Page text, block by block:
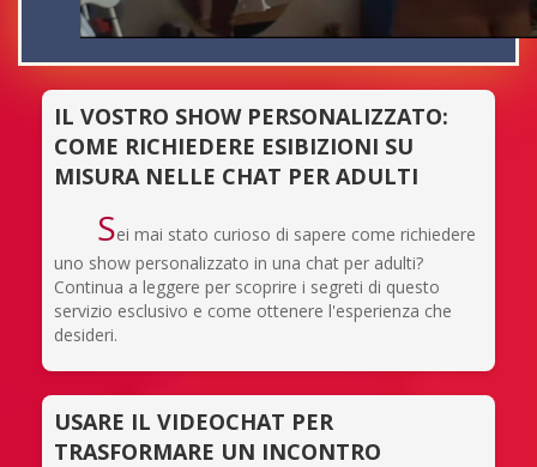
IL VOSTRO SHOW PERSONALIZZATO:
COME RICHIEDERE ESIBIZIONI SU
MISURA NELLE CHAT PER ADULTI
Sei mai stato curioso di sapere come richiedere
uno show personalizzato in una chat per adulti?
Continua a leggere per scoprire i segreti di questo
servizio esclusivo e come ottenere l'esperienza che
desideri.
USARE IL VIDEOCHAT PER
TRASFORMARE UN INCONTRO